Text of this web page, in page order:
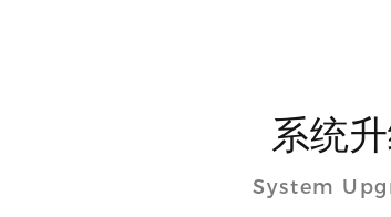
系统
System